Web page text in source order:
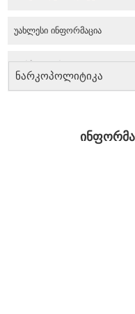
ნარკოპოლიტიკა
უახლესი ინფორმაცია